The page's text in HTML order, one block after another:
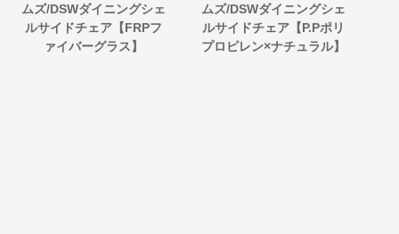
ムズ/DSWダイニングシェ
ルサイドチェア【FRPフ
ァイバーグラス】
ムズ/DSWダイニングシェ
ルサイドチェア【P.Pポリ
プロピレン×ナチュラル】